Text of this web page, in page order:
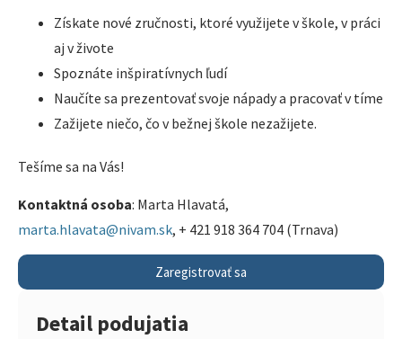
Získate nové zručnosti, ktoré využijete v škole, v práci
aj v živote
Spoznáte inšpiratívnych ľudí
Naučíte sa prezentovať svoje nápady a pracovať v tíme
Zažijete niečo, čo v bežnej škole nezažijete.
Tešíme sa na Vás!
Kontaktná osoba: Marta Hlavatá,
marta.hlavata@nivam.sk, + 421 918 364 704 (Trnava)
Zaregistrovať sa
Detail podujatia